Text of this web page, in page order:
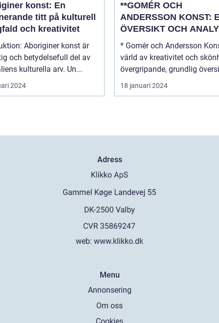
konst: En
titt på kulturell
och kreativitet
konst är
och betydelsefull del av
kulturella arv. Un...
2024
**GOMÉR OCH
ANDERSSON KONST:
ÖVERSIKT OCH
* Gomér och Andersson
värld av kreativitet och
övergripande, grundlig
18 januari 2024
Adress
web: www.klikko.dk
Menu
Annonsering
Om oss